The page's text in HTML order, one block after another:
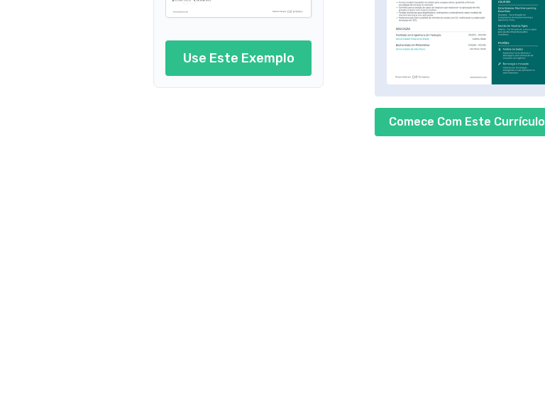
Currículo de Tradutor de Relações Públicas
Use Este Exemplo
Comece Com Este Currículo